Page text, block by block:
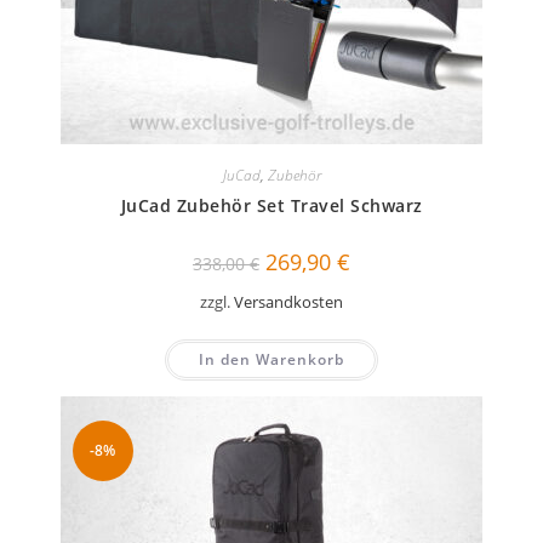
JuCad, Zubehör
JuCad Zubehör Set Travel Schwarz
338,00€ Ursprünglicher
Preis
war:
338,00 €
269,90 €
zzgl.Versandkosten
In den Warenkorb
-8%